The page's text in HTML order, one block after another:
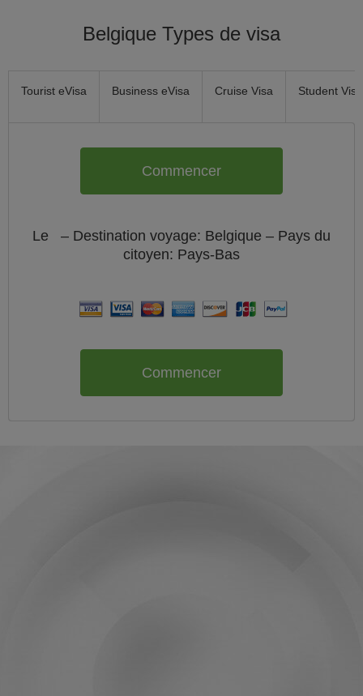
Belgique Types de visa
Tourist eVisa Business eVisa Cruise Visa Student Visa
Commencer
Le
– Destination voyage: Belgique – Pays du
citoyen: Pays-Bas
Commencer